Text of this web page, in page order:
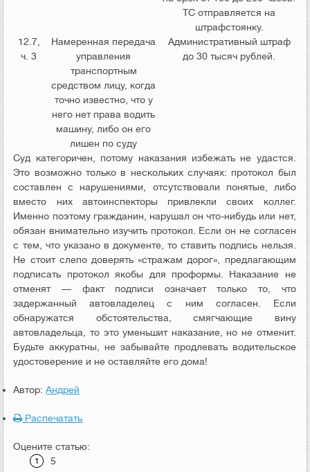
ТС отправляется на
штрафстоянку.
12.7,
ч. 3
Намеренная передача
управления
транспортным
средством лицу, когда
точно известно, что у
него нет права водить
машину, либо он его
лишен по суду
Административный штраф
до 30 тысяч рублей.
Суд категоричен, потому наказания избежать не удастся.
Это возможно только в нескольких случаях: протокол был
составлен с нарушениями, отсутствовали понятые, либо
вместо них автоинспекторы привлекли своих коллег.
Именно поэтому гражданин, нарушал он что-нибудь или нет,
обязан внимательно изучить протокол. Если он не согласен
с тем, что указано в документе, то ставить подпись нельзя.
Не стоит слепо доверять «стражам дорог», предлагающим
подписать протокол якобы для проформы. Наказание не
отменят — факт подписи означает только то, что
задержанный автовладелец с ним согласен. Если
обнаружатся обстоятельства, смягчающие вину
автовладельца, то это уменьшит наказание, но не отменит.
Будьте аккуратны, не забывайте продлевать водительское
удостоверение и не оставляйте его дома!
Автор:Андрей
Распечатать
Оцените статью:
5